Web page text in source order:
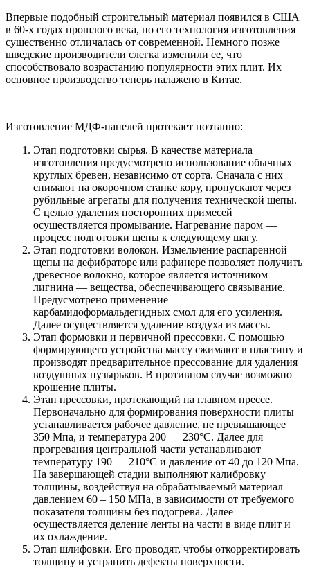
Впервые подобный строительный материал появился в США
в 60-х годах прошлого века, но его технология изготовления
существенно отличалась от современной. Немного позже
шведские производители слегка изменили ее, что
способствовало возрастанию популярности этих плит. Их
основное производство теперь налажено в Китае.
Изготовление МДФ-панелей протекает поэтапно:
Этап подготовки сырья. В качестве материала
изготовления предусмотрено использование обычных
круглых бревен, независимо от сорта. Сначала с них
снимают на окорочном станке кору, пропускают через
рубильные агрегаты для получения технической щепы.
С целью удаления посторонних примесей
осуществляется промывание. Нагревание паром —
процесс подготовки щепы к следующему шагу.
Этап подготовки волокон. Измельчение распаренной
щепы на дефибраторе или рафинере позволяет получить
древесное волокно, которое является источником
лигнина — вещества, обеспечивающего связывание.
Предусмотрено применение
карбамидоформальдегидных смол для его усиления.
Далее осуществляется удаление воздуха из массы.
Этап формовки и первичной прессовки. С помощью
формирующего устройства массу сжимают в пластину и
производят предварительное прессование для удаления
воздушных пузырьков. В противном случае возможно
крошение плиты.
Этап прессовки, протекающий на главном прессе.
Первоначально для формирования поверхности плиты
устанавливается рабочее давление, не превышающее
350 Мпа, и температура 200 — 230°C. Далее для
прогревания центральной части устанавливают
температуру 190 — 210°C и давление от 40 до 120 Мпа.
На завершающей стадии выполняют калибровку
толщины, воздействуя на обрабатываемый материал
давлением 60 – 150 МПа, в зависимости от требуемого
показателя толщины без подогрева. Далее
осуществляется деление ленты на части в виде плит и
их охлаждение.
Этап шлифовки. Его проводят, чтобы откорректировать
толщину и устранить дефекты поверхности.